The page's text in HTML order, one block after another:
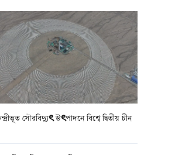
সৌরবিদ্যুৎ উৎপাদনে বিশ্বে দ্বিতীয় চীন